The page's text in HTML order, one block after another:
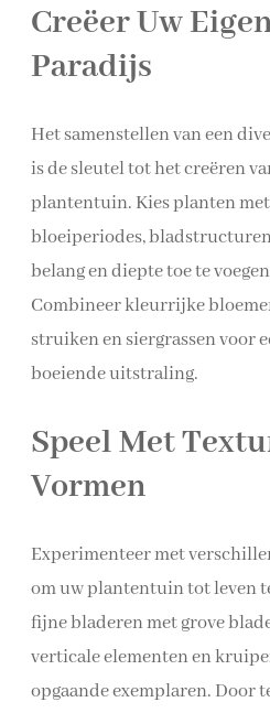
Creëer Uw
Paradijs
Het samenstellen van een
is de sleutel tot het creëren
plantentuin. Kies planten
bloeiperiodes,
belang en diepte toe te
Combineer kleurrijke
struiken en siergrassen voor
boeiende uitstraling.
Speel Met
Vormen
Experimenteer met
om uw plantentuin tot leven
fijne bladeren met grove
verticale elementen en
opgaande exemplaren. Door